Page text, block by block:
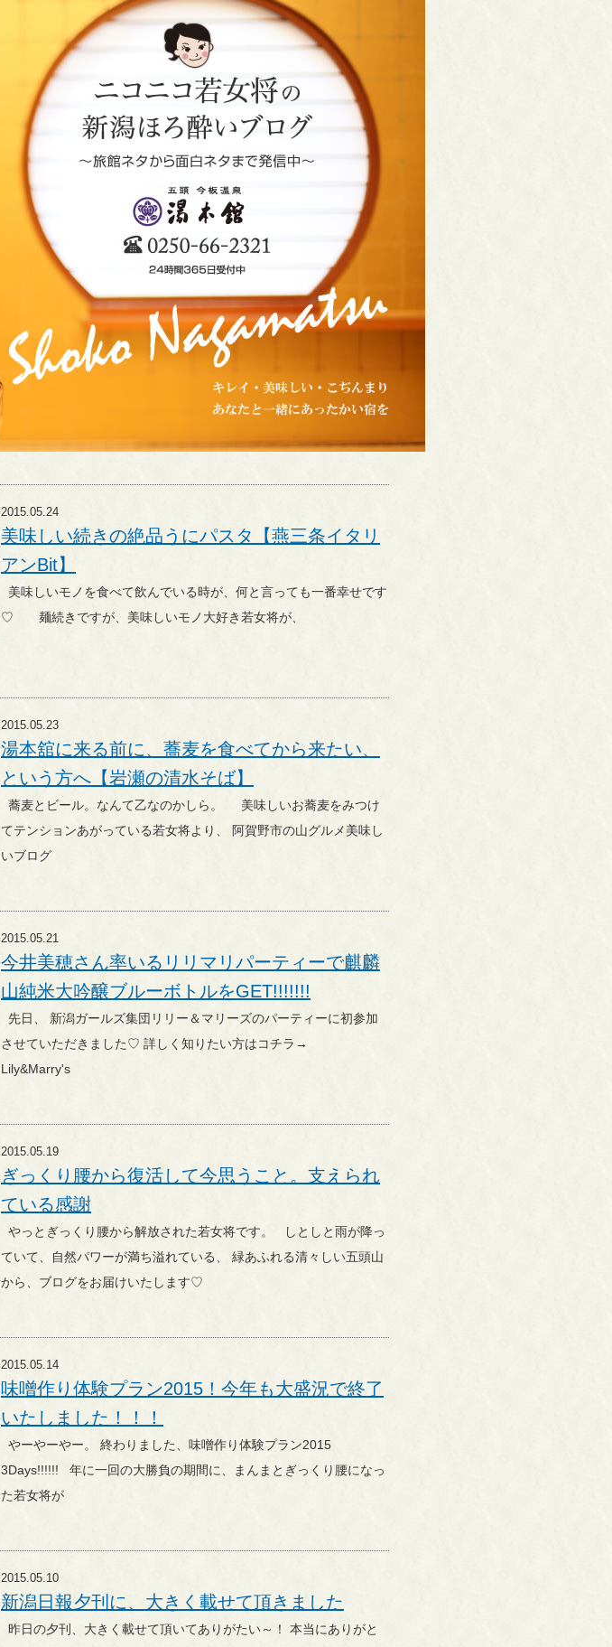
2015.05.24
美味しい続きの絶品うにパスタ【燕三条イタリ
アンBit】
♡ 麺続きですが、美味しいモノ大好き若女将が、
2015.05.23
湯本舘に来る前に、蕎麦を食べてから来たい、
という方へ【岩瀬の清水そば】
てテンションあがっている若女将より、 阿賀野市の山グルメ美味し
いブログ
2015.05.21
今井美穂さん率いるリリマリパーティーで麒麟
山純米大吟醸ブルーボトルをGET!!!!!!!
させていただきました♡ 詳しく知りたい方はコチラ→
2015.05.19
ぎっくり腰から復活して今思うこと。支えられ
ている感謝
ていて、自然パワーが満ち溢れている、 緑あふれる清々しい五頭山
から、ブログをお届けいたします♡
2015.05.14
味噌作り体験プラン2015！今年も大盛況で終了
いたしました！！！
3Days!!!!!! 年に一回の大勝負の期間に、まんまとぎっくり腰になっ
た若女将が
2015.05.10
新潟日報夕刊に、大きく載せて頂きました